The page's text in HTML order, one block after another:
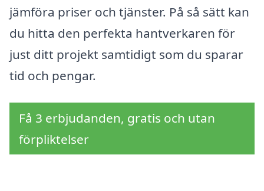
jämföra priser och tjänster. På så sätt kan
du hitta den perfekta hantverkaren för
just ditt projekt samtidigt som du sparar
tid och pengar.
Få 3 erbjudanden, gratis och utan
förpliktelser